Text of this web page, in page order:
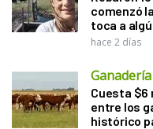
comenzó
toca a
hace 2 días
Ganadería
Cuesta $6
entre los
histórico